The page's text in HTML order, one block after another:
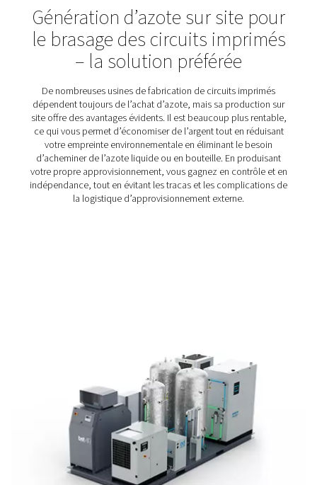
La bonne pureté: Le brasage sélectif peut
pureté d’azote très élevée, tandis que le brasage
peut fonctionner avec une pureté inférieure. La
d’azote de brasage des circuits imprimés peut
toutes ces normes sans surspécifier
Azote de haute qualité: Les circuits imprimés
équipements délicats. Toute contamination de
particules de poussière ou des vapeurs d’huile
l’endommager, ce qui rend une qualité d’azote
exigence clé.
Génération d’azote sur site
le brasage des circuits
– la solution préférée
De nombreuses usines de fabrication de circuits